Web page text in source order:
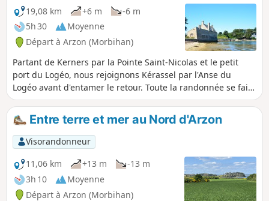
19,08 km
+6 m
-6 m
5h 30
Moyenne
Départ à Arzon (Morbihan)
Partant de Kerners par la Pointe Saint-Nicolas et le petit
port du Logéo, nous rejoignons Kérassel par l'Anse du
Logéo avant d'entamer le retour. Toute la randonnée se fait
sur le chemin du littoral. Attention certains passages se
font sur la plage et peuvent être délicats lors des marées
hautes ou/et grandes marées.
Entre terre et mer au Nord d'Arzon
Visorandonneur
11,06 km
+13 m
-13 m
3h 10
Moyenne
Départ à Arzon (Morbihan)